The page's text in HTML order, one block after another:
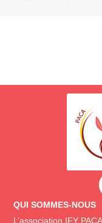
QUI SOMMES-NOUS
L’association IFY PACA